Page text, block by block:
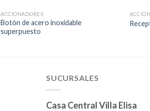
ACCIONADORES
Botón de acero inoxidable
superpuesto
SUCURSALES
Casa Central Villa Elisa